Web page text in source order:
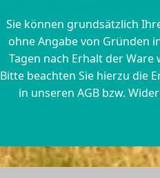
Sie können grundsätzlich
ohne Angabe von Gründen
Tagen nach Erhalt der Ware
Bitte beachten Sie hierzu die
in unseren AGB bzw.